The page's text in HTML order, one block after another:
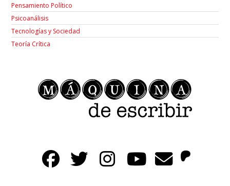
Pensamiento Político
Psicoanálisis
Tecnologías y Sociedad
Teoría Crítica